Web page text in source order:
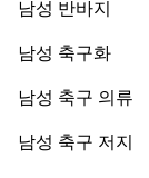
남성 반바지
남성 축구화
남성 축구 의류
남성 축구 저지